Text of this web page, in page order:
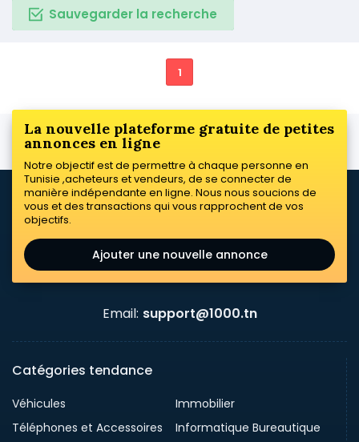
Sauvegarder la recherche
1
La nouvelle plateforme gratuite de petites
annonces en ligne
Notre objectif est de permettre à chaque personne en
Tunisie ,acheteurs et vendeurs, de se connecter de
manière indépendante en ligne. Nous nous soucions de
vous et des transactions qui vous rapprochent de vos
objectifs.
Ajouter une nouvelle annonce
Email: support@1000.tn
Catégories tendance
Véhicules
Immobilier
Téléphones et Accessoires
Informatique Bureautique